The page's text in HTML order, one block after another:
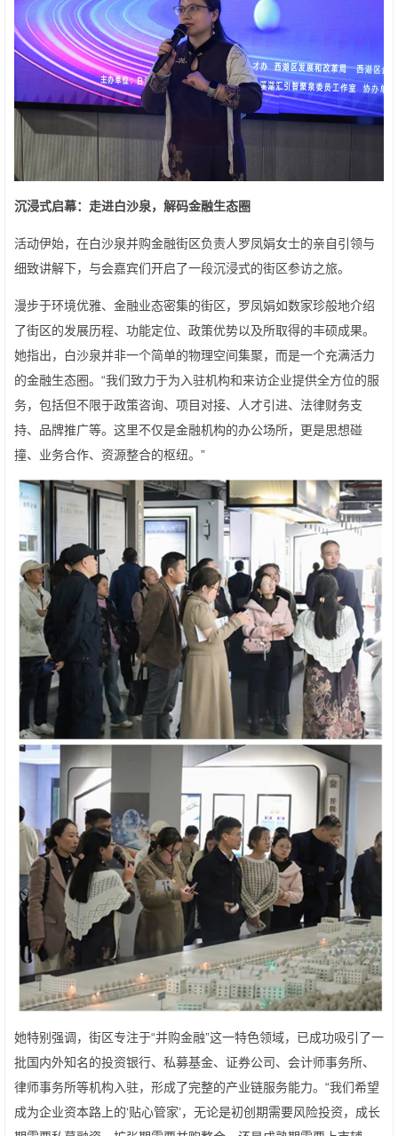
沉浸式启幕：走进白沙泉，解码金融生态圈
活动伊始，在白沙泉并购金融街区负责人罗凤娟女士的亲自引领与
细致讲解下，与会嘉宾们开启了一段沉浸式的街区参访之旅。
漫步于环境优雅、金融业态密集的街区，罗凤娟如数家珍般地介绍
了街区的发展历程、功能定位、政策优势以及所取得的丰硕成果。
她指出，白沙泉并非一个简单的物理空间集聚，而是一个充满活力
的金融生态圈。“我们致力于为入驻机构和来访企业提供全方位的服
务，包括但不限于政策咨询、项目对接、人才引进、法律财务支
持、品牌推广等。这里不仅是金融机构的办公场所，更是思想碰
撞、业务合作、资源整合的枢纽。”
她特别强调，街区专注于“并购金融”这一特色领域，已成功吸引了一
批国内外知名的投资银行、私募基金、证券公司、会计师事务所、
律师事务所等机构入驻，形成了完整的产业链服务能力。“我们希望
成为企业资本路上的‘贴心管家’，无论是初创期需要风险投资，成长